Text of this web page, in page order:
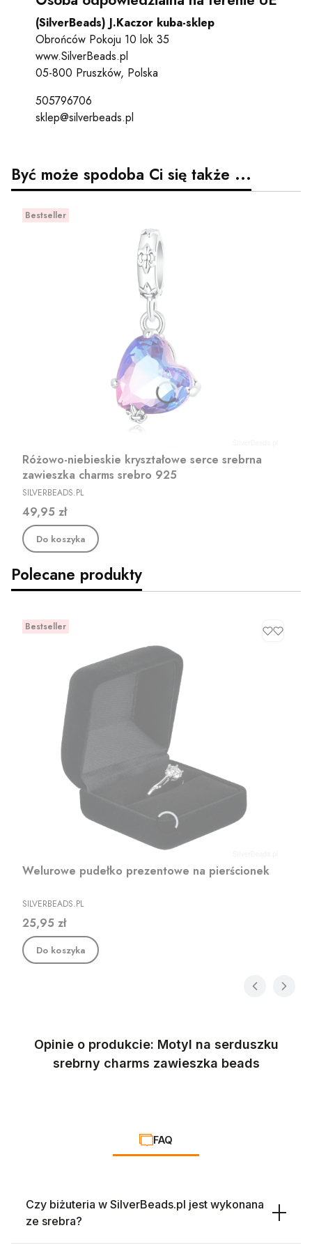
(SilverBeads) J.Kaczor kuba-sklep
Obrońców Pokoju 10 lok 35
www.SilverBeads.pl
05-800 Pruszków, Polska
505796706
sklep@silverbeads.pl
Być może spodoba Ci się także ...
Bestseller
Różowo-niebieskie kryształowe serce srebrna
zawieszka charms srebro 925
PRODUCENT
SILVERBEADS.PL
Cena
49,95 zł
Do koszyka
Polecane produkty
Bestseller
Welurowe pudełko prezentowe na pierścionek
PRODUCENT
SILVERBEADS.PL
Cena
25,95 zł
Do koszyka
Opinie o produkcie: Motyl na serduszku
srebrny charms zawieszka beads
FAQ
Czy biżuteria w SilverBeads.pl jest wykonana
ze srebra?